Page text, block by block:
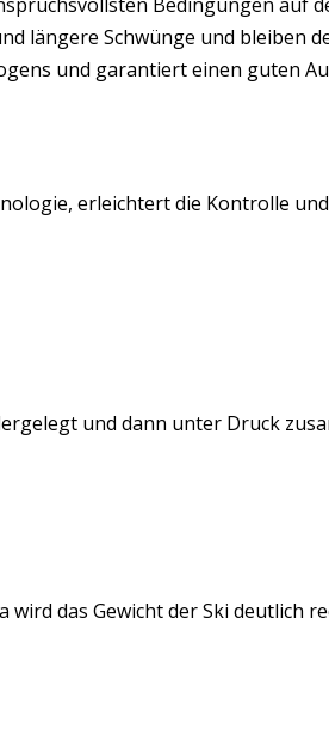
längere Schwünge und bleiben
und garantiert einen guten
erleichtert die Kontrolle
und dann unter Druck
das Gewicht der Ski deutlich